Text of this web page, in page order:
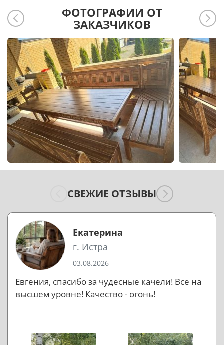
ФОТОГРАФИИ ОТ
ЗАКАЗЧИКОВ
СВЕЖИЕ ОТЗЫВЫ
Екатерина
г. Истра
03.08.2026
Евгения, спасибо за чудесные качели! Все на
высшем уровне! Качество - огонь!